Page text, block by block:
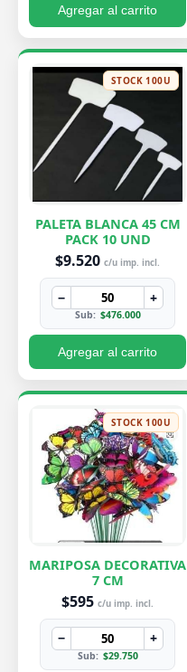
Agregar al carrito
STOCK 100U
PALETA BLANCA 45 CM
PACK 10 UND
$9.520 c/u imp. incl.
− +
Sub: $476.000
Agregar al carrito
STOCK 100U
MARIPOSA DECORATIVA
7 CM
$595 c/u imp. incl.
− +
Sub: $29.750